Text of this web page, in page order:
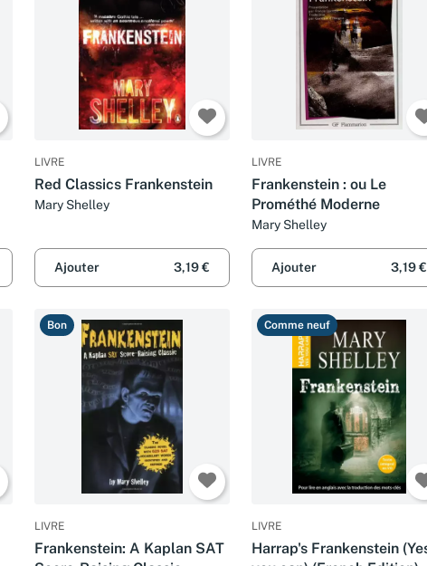
LIVRE
Red Classics Frankenstein
Mary Shelley
Ajouter 3,19 €
LIVRE
Frankenstein : ou Le
Prométhé Moderne
Mary Shelley
Ajouter 3,19 €
Bon
LIVRE
Frankenstein: A Kaplan SAT
Comme neuf
LIVRE
Harrap's Frankenstein